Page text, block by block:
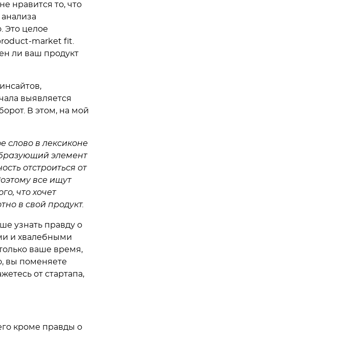
нравится то, что
Это целое
market fit.
ли ваш продукт
выявляется
В этом, на мой
слово в лексиконе
элемент
отстроиться от
все ищут
что хочет
в свой продукт.
узнать правду о
и хвалебными
ваше время,
вы поменяете
от стартапа,
кроме правды о